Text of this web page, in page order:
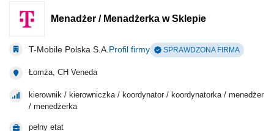
Menadżer / Menadżerka w Sklepie
T-Mobile Polska S.A. Profil firmy SPRAWDZONA FIRMA
Łomża, CH Veneda
kierownik / kierowniczka / koordynator / koordynatorka / menedżer
/ menedżerka
pełny etat